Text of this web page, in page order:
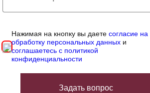
Нажимая на кнопку вы даетесогласие на
обработку персональных данных и
соглашаетесь с политикой
конфиденциальности
Задать вопрос